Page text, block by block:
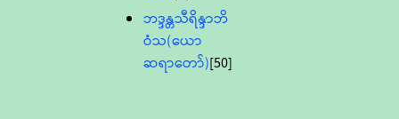
ဘဒ္ဒန္တသီရိန္ဒာဘိ
ဝံသ(ယော
ဆရာတော်)[50]